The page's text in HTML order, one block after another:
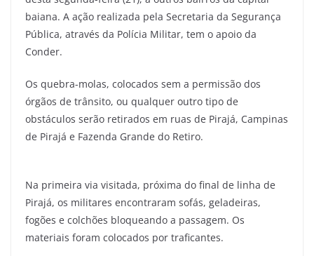
baiana. A ação realizada pela Secretaria da Segurança
Pública, através da Polícia Militar, tem o apoio da
Conder.
Os quebra-molas, colocados sem a permissão dos
órgãos de trânsito, ou qualquer outro tipo de
obstáculos serão retirados em ruas de Pirajá, Campinas
de Pirajá e Fazenda Grande do Retiro.
Na primeira via visitada, próxima do final de linha de
Pirajá, os militares encontraram sofás, geladeiras,
fogões e colchões bloqueando a passagem. Os
materiais foram colocados por traficantes.